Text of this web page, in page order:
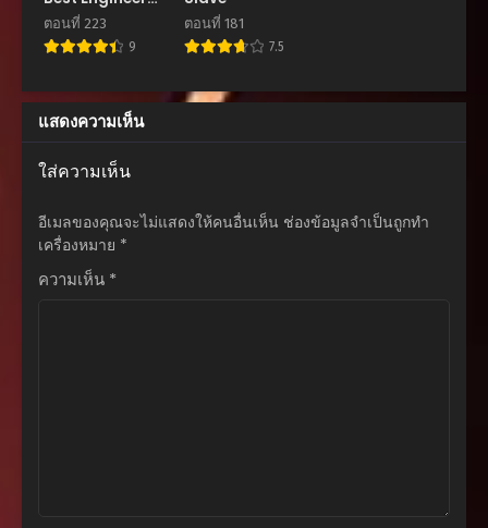
ตอนที่ 77
สิงหาคม 27, 2025
ตอนที่ 76
สิงหาคม 27, 2025
ตอนที่ 75
ตอนที่ 74
สิงหาคม 27, 2025
ยอดสถาปนิกผู้
พิทักษ์อาณาจักร
ตอนที่ 223
9
ตอนที่ 181
7.5
แสดงความเห็น
ใส่ความเห็น
อีเมลของคุณจะไม่แสดงให้คนอื่นเห็น ช่องข้อมูลจำเป็นถูกทำ
เครื่องหมาย *
ความเห็น *